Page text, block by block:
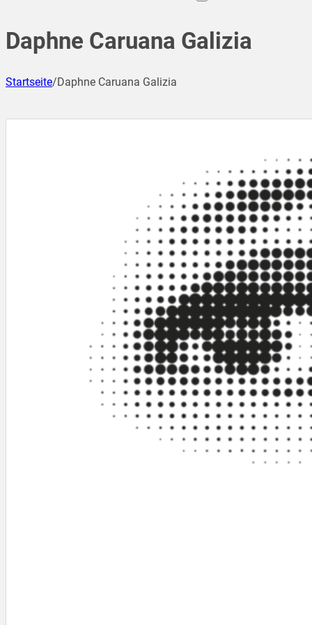
Daphne Caruana Galizia
Startseite/Daphne Caruana Galizia